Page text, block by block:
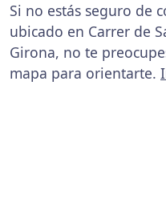
Si no estás seguro de
ubicado en Carrer de
Girona, no te
mapa para orientarte.